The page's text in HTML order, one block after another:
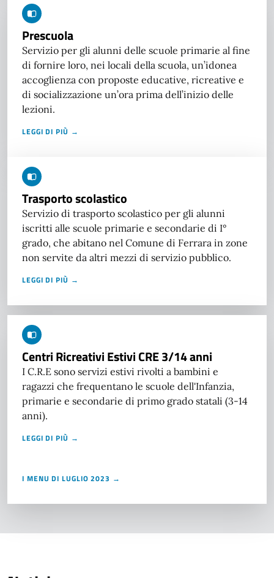
Prescuola
Servizio per gli alunni delle scuole primarie al fine
di fornire loro, nei locali della scuola, un’idonea
accoglienza con proposte educative, ricreative e
di socializzazione un’ora prima dell’inizio delle
lezioni.
LEGGI DI PIÙ →
Trasporto scolastico
Servizio di trasporto scolastico per gli alunni
iscritti alle scuole primarie e secondarie di I°
grado, che abitano nel Comune di Ferrara in zone
non servite da altri mezzi di servizio pubblico.
LEGGI DI PIÙ →
Centri Ricreativi Estivi CRE 3/14 anni
I C.R.E sono servizi estivi rivolti a bambini e
ragazzi che frequentano le scuole dell'Infanzia,
primarie e secondarie di primo grado statali (3-14
anni).
LEGGI DI PIÙ →
I MENU DI LUGLIO 2023 →